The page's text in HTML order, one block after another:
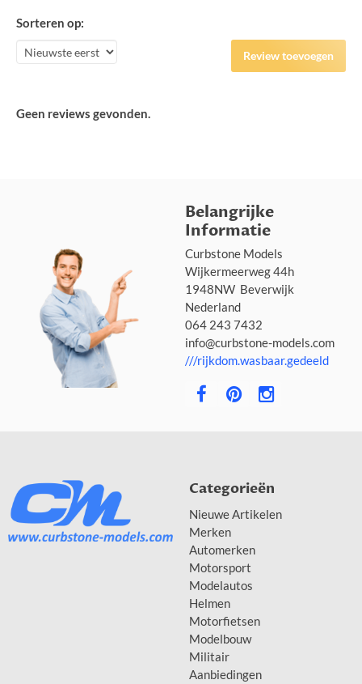
Sorteren op:
Review toevoegen
Geen reviews gevonden.
Belangrijke
Informatie
Curbstone Models
Wijkermeerweg 44h
1948NW Beverwijk
Nederland
064 243 7432
info@curbstone-models.com
///rijkdom.wasbaar.gedeeld
Categorieën
Nieuwe Artikelen
Merken
Automerken
Motorsport
Modelautos
Helmen
Motorfietsen
Modelbouw
Militair
Aanbiedingen